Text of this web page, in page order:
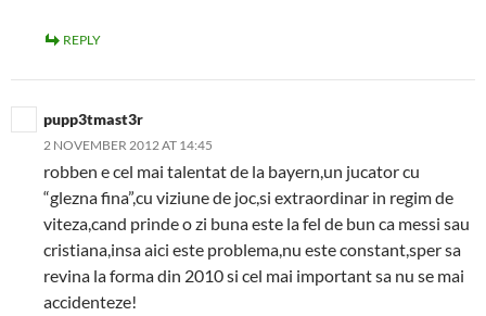
REPLY
pupp3tmast3r
2 NOVEMBER 2012 AT 14:45
robben e cel mai talentat de la bayern,un jucator cu
“glezna fina”,cu viziune de joc,si extraordinar in regim de
viteza,cand prinde o zi buna este la fel de bun ca messi sau
cristiana,insa aici este problema,nu este constant,sper sa
revina la forma din 2010 si cel mai important sa nu se mai
accidenteze!